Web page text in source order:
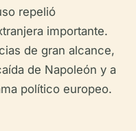
repelió
importante.
de gran alcance,
de Napoleón y a
político europeo.